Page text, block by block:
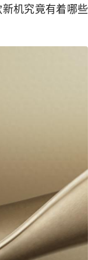
机究竟有着哪些